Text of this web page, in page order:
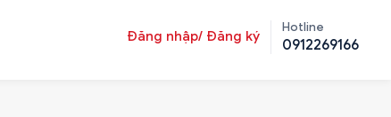
Đăng nhập/ Đăng ký
Hotline
0912269166